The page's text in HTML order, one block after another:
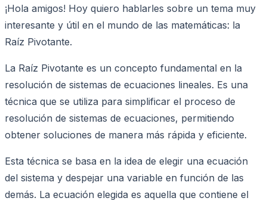
¡Hola amigos! Hoy quiero hablarles sobre un tema muy
interesante y útil en el mundo de las matemáticas: la
Raíz Pivotante.
La Raíz Pivotante es un concepto fundamental en la
resolución de sistemas de ecuaciones lineales. Es una
técnica que se utiliza para simplificar el proceso de
resolución de sistemas de ecuaciones, permitiendo
obtener soluciones de manera más rápida y eficiente.
Esta técnica se basa en la idea de elegir una ecuación
del sistema y despejar una variable en función de las
demás. La ecuación elegida es aquella que contiene el